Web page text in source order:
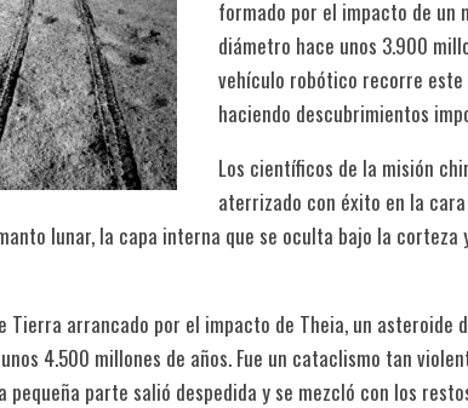
formado por el impacto de un
diámetro hace unos 3.900
vehículo robótico recorre
haciendo descubrimientos
Los científicos de la misión
aterrizado con éxito en la
lunar, la capa interna que se oculta bajo la corteza
Tierra arrancado por el impacto de Theia, un asteroide
4.500 millones de años. Fue un cataclismo tan
pequeña parte salió despedida y se mezcló con los